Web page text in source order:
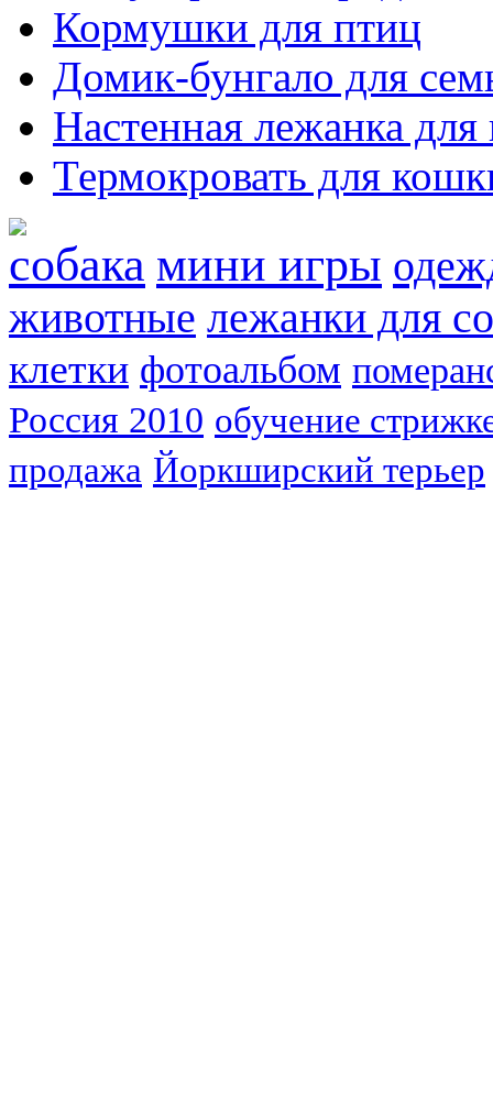
Кормушки для птиц
Домик-бунгало для
Настенная лежанка
Термокровать для
собака мини игры
животные лежанки для
клетки фотоальбом
Россия 2010 обучение
продажа Йоркширский терьер